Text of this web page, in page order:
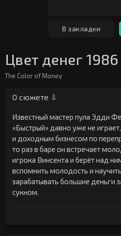
В закладки
Цвет денег
The Color of Money
О сюжете ⇩
Известный мастер пула Эдди
«Быстрый» давно уже не
и доходным бизнесом по
то раз в баре он встречает
игрока Винсента и берёт над
вспомнить молодость и
зарабатывать большие деньги
сукном.